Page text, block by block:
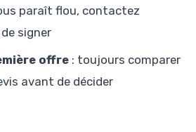
paraît flou, contactez
signer
offre : toujours comparer
avant de décider